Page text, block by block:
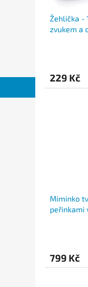
Žehlička -
zvukem a
229 Kč
Miminko
peřinkami
799 Kč